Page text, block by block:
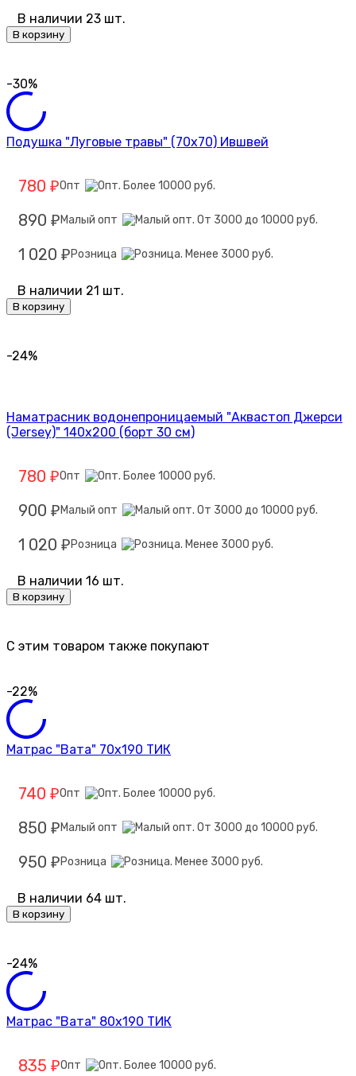
В наличии 23 шт.
В корзину
-30%
Подушка "Луговые травы" (70х70) Ившвей
780 ₽Опт
890 ₽ Малый опт
1 020 ₽ Розница
В наличии 21 шт.
В корзину
-24%
Наматрасник водонепроницаемый "Аквастоп Джерси
(Jersey)" 140х200 (борт 30 см)
780 ₽Опт
900 ₽ Малый опт
1 020 ₽ Розница
В наличии 16 шт.
В корзину
C этим товаром также покупают
-22%
Матрас "Вата" 70х190 ТИК
740 ₽Опт
850 ₽ Малый опт
950 ₽ Розница
В наличии 64 шт.
В корзину
-24%
Матрас "Вата" 80х190 ТИК
835 ₽Опт